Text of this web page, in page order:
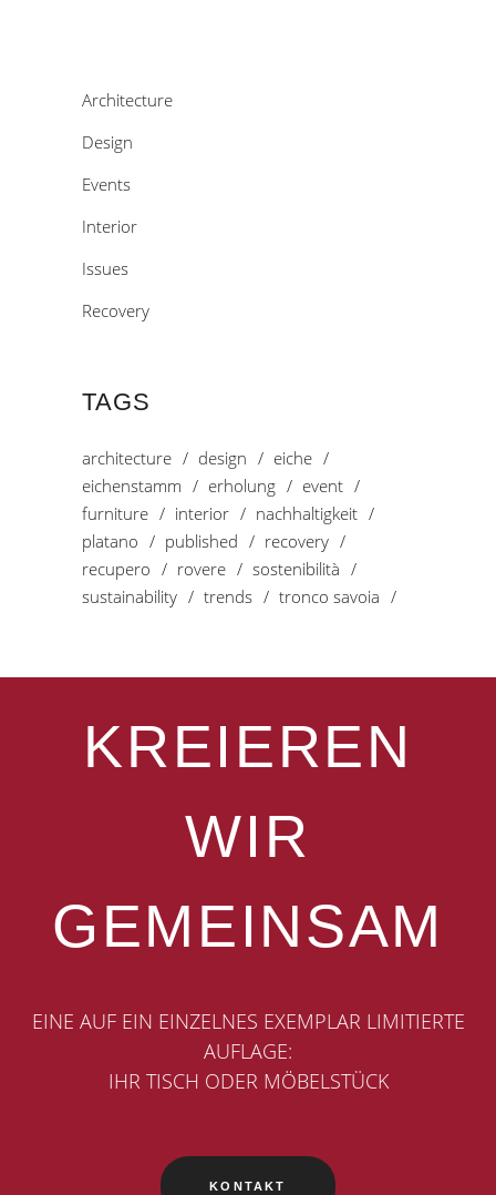
Architecture
Design
Events
Interior
Issues
Recovery
TAGS
architecture design
eiche
eichenstamm
erholung
event
furniture
interior
nachhaltigkeit
platano
published
recovery
recupero
rovere
sostenibilità
sustainability
trends tronco savoia
KREIEREN
WIR
GEMEINSAM
EINE AUF EIN EINZELNES EXEMPLAR LIMITIERTE
AUFLAGE:
IHR TISCH ODER MÖBELSTÜCK
KONTAKT